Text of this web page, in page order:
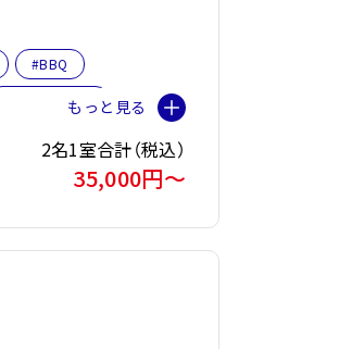
#BBQ
#バレルサウナ
2名1室合計（税込）
35,000円〜